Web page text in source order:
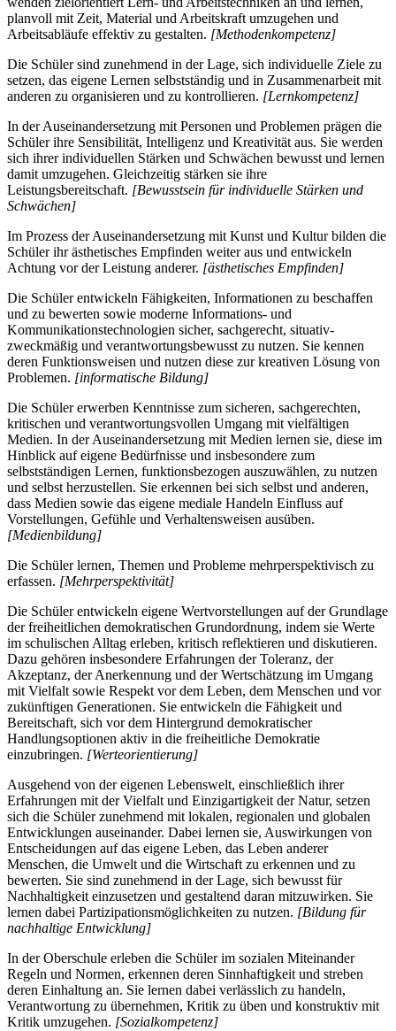
planvoll mit Zeit, Material und Arbeitskraft umzugehen und
Arbeitsabläufe effektiv zu gestalten. [Methodenkompetenz]
Die Schüler sind zunehmend in der Lage, sich individuelle Ziele zu
setzen, das eigene Lernen selbstständig und in Zusammenarbeit mit
anderen zu organisieren und zu kontrollieren. [Lernkompetenz]
In der Auseinandersetzung mit Personen und Problemen prägen die
Schüler ihre Sensibilität, Intelligenz und Kreativität aus. Sie werden
sich ihrer individuellen Stärken und Schwächen bewusst und lernen
damit umzugehen. Gleichzeitig stärken sie ihre
Leistungsbereitschaft. [Bewusstsein für individuelle Stärken und
Schwächen]
Im Prozess der Auseinandersetzung mit Kunst und Kultur bilden die
Schüler ihr ästhetisches Empfinden weiter aus und entwickeln
Achtung vor der Leistung anderer. [ästhetisches Empfinden]
Die Schüler entwickeln Fähigkeiten, Informationen zu beschaffen
und zu bewerten sowie moderne Informations- und
Kommunikationstechnologien sicher, sachgerecht, situativ-
zweckmäßig und verantwortungsbewusst zu nutzen. Sie kennen
deren Funktionsweisen und nutzen diese zur kreativen Lösung von
Problemen. [informatische Bildung]
Die Schüler erwerben Kenntnisse zum sicheren, sachgerechten,
kritischen und verantwortungsvollen Umgang mit vielfältigen
Medien. In der Auseinandersetzung mit Medien lernen sie, diese im
Hinblick auf eigene Bedürfnisse und insbesondere zum
selbstständigen Lernen, funktionsbezogen auszuwählen, zu nutzen
und selbst herzustellen. Sie erkennen bei sich selbst und anderen,
dass Medien sowie das eigene mediale Handeln Einfluss auf
Vorstellungen, Gefühle und Verhaltensweisen ausüben.
[Medienbildung]
Die Schüler lernen, Themen und Probleme mehrperspektivisch zu
erfassen. [Mehrperspektivität]
Die Schüler entwickeln eigene Wertvorstellungen auf der Grundlage
der freiheitlichen demokratischen Grundordnung, indem sie Werte
im schulischen Alltag erleben, kritisch reflektieren und diskutieren.
Dazu gehören insbesondere Erfahrungen der Toleranz, der
Akzeptanz, der Anerkennung und der Wertschätzung im Umgang
mit Vielfalt sowie Respekt vor dem Leben, dem Menschen und vor
zukünftigen Generationen. Sie entwickeln die Fähigkeit und
Bereitschaft, sich vor dem Hintergrund demokratischer
Handlungsoptionen aktiv in die freiheitliche Demokratie
einzubringen. [Werteorientierung]
Ausgehend von der eigenen Lebenswelt, einschließlich ihrer
Erfahrungen mit der Vielfalt und Einzigartigkeit der Natur, setzen
sich die Schüler zunehmend mit lokalen, regionalen und globalen
Entwicklungen auseinander. Dabei lernen sie, Auswirkungen von
Entscheidungen auf das eigene Leben, das Leben anderer
Menschen, die Umwelt und die Wirtschaft zu erkennen und zu
bewerten. Sie sind zunehmend in der Lage, sich bewusst für
Nachhaltigkeit einzusetzen und gestaltend daran mitzuwirken. Sie
lernen dabei Partizipationsmöglichkeiten zu nutzen. [Bildung für
nachhaltige Entwicklung]
In der Oberschule erleben die Schüler im sozialen Miteinander
Regeln und Normen, erkennen deren Sinnhaftigkeit und streben
deren Einhaltung an. Sie lernen dabei verlässlich zu handeln,
Verantwortung zu übernehmen, Kritik zu üben und konstruktiv mit
Kritik umzugehen. [Sozialkompetenz]